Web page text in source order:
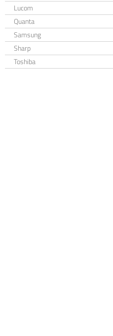
Lucom
Quanta
Samsung
Sharp
Toshiba